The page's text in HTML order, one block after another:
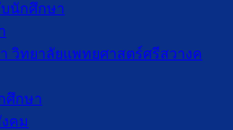
บนักศึกษา
วิทยาลัยแพทยศาสตร์ศรีสวางค
ศึกษา
คม